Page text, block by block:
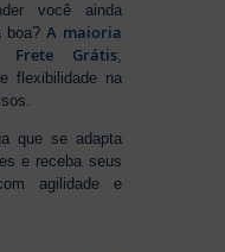
você ainda
boa?A maioria
Frete Grátis,
flexibilidade na
que se adapta
e receba seus
agilidade e